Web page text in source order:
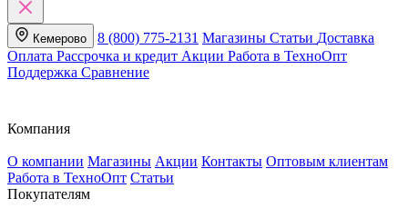
Кемерово 8 (800) 775-2131 Магазины Статьи Доставка
Оплата Рассрочка и кредит Акции Работа в ТехноОпт
Поддержка Сравнение
Компания
О компании Магазины Акции Контакты Оптовым клиентам
Работа в ТехноОпт Статьи
Покупателям